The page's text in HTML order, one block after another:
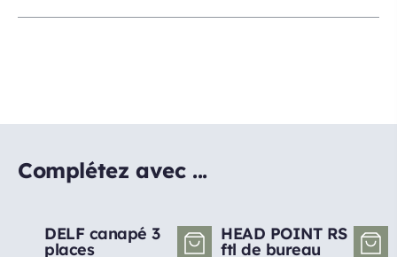
Complétez avec ...
DELF canapé 3
places
HEAD POINT RS
ftl de bureau